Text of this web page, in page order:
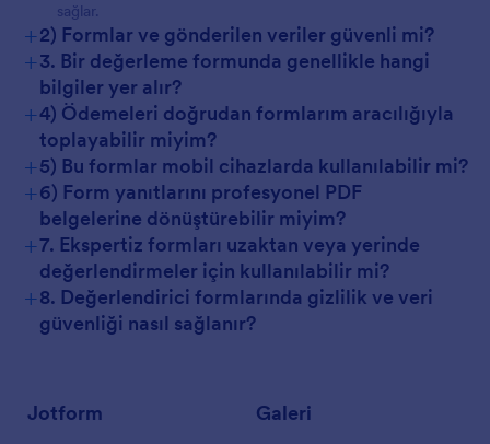
sağlar.
+2) Formlar ve gönderilen veriler güvenli mi?
+3. Bir değerleme formunda genellikle hangi
bilgiler yer alır?
+4) Ödemeleri doğrudan formlarım aracılığıyla
toplayabilir miyim?
+5) Bu formlar mobil cihazlarda kullanılabilir mi?
+6) Form yanıtlarını profesyonel PDF
belgelerine dönüştürebilir miyim?
+7. Ekspertiz formları uzaktan veya yerinde
değerlendirmeler için kullanılabilir mi?
+8. Değerlendirici formlarında gizlilik ve veri
güvenliği nasıl sağlanır?
Jotform Galeri